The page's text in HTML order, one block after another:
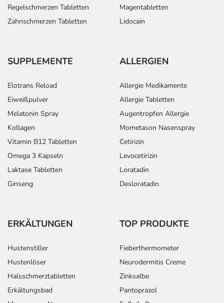
Regelschmerzen Tabletten
Zahnschmerzen Tabletten
Magentabletten
Lidocain
SUPPLEMENTE
Elotrans Reload
Eiweißpulver
Melatonin Spray
Kollagen
Vitamin B12 Tabletten
Omega 3 Kapseln
Laktase Tabletten
Ginseng
ALLERGIEN
Allergie Medikamente
Allergie Tabletten
Augentropfen Allergie
Mometason Nasenspray
Cetirizin
Levocetirizin
Loratadin
Desloratadin
ERKÄLTUNGEN
Hustenstiller
Hustenlöser
Halsschmerztabletten
Erkältungsbad
TOP PRODUKTE
Fieberthermometer
Neurodermitis Creme
Zinksalbe
Pantoprazol